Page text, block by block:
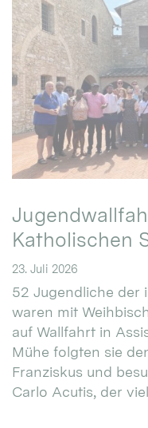
Katholischen
23. Juli 2026
52 Jugendliche der
waren mit
auf Wallfahrt in
Mühe folgten sie
Franziskus und
Carlo Acutis, der